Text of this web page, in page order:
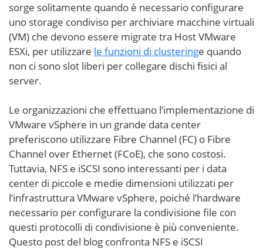
sorge solitamente quando è necessario configurare
uno storage condiviso per archiviare macchine virtuali
(VM) che devono essere migrate tra Host VMware
ESXi, per utilizzare le funzioni di clusteringe quando
non ci sono slot liberi per collegare dischi fisici al
server.
Le organizzazioni che effettuano l’implementazione di
VMware vSphere in un grande data center
preferiscono utilizzare Fibre Channel (FC) o Fibre
Channel over Ethernet (FCoE), che sono costosi.
Tuttavia, NFS e iSCSI sono interessanti per i data
center di piccole e medie dimensioni utilizzati per
l’infrastruttura VMware vSphere, poiché l’hardware
necessario per configurare la condivisione file con
questi protocolli di condivisione è più conveniente.
Questo post del blog confronta NFS e iSCSI